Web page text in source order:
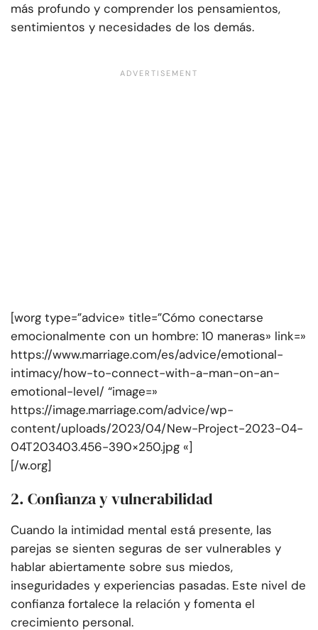
más profundo y comprender los pensamientos,
sentimientos y necesidades de los demás.
[worg type=”advice» title=”Cómo conectarse
emocionalmente con un hombre: 10 maneras» link=»
https://www.marriage.com/es/advice/emotional-
intimacy/how-to-connect-with-a-man-on-an-
emotional-level/ “image=»
https://image.marriage.com/advice/wp-
content/uploads/2023/04/New-Project-2023-04-
04T203403.456-390×250.jpg «]
[/w.org]
2. Confianza y vulnerabilidad
Cuando la intimidad mental está presente, las
parejas se sienten seguras de ser vulnerables y
hablar abiertamente sobre sus miedos,
inseguridades y experiencias pasadas. Este nivel de
confianza fortalece la relación y fomenta el
crecimiento personal.